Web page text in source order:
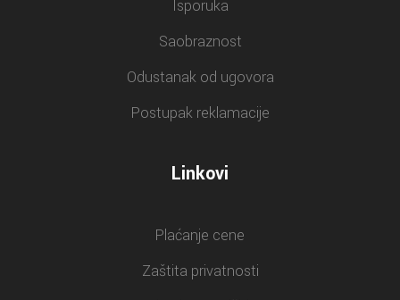
Isporuka
Saobraznost
Odustanak od ugovora
Postupak reklamacije
Linkovi
Plaćanje cene
Zaštita privatnosti